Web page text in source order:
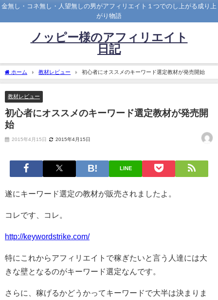
金無し・コネ無し・人望無しの男がアフィリエイト１つでのし上がる成り上
がり物語
ノッピー様のアフィリエイト
日記
ホーム 教材レビュー 初心者にオススメのキーワード選定教材が発売開始
教材レビュー
初心者にオススメのキーワード選定教材が発売開
始
2015年4月15日 2015年4月15日
LINE
遂にキーワード選定の教材が販売されましたよ。
コレです、コレ。
http://keywordstrike.com/
特にこれからアフィリエイトで稼ぎたいと言う人達には大
きな壁となるのがキーワード選定なんです。
さらに、稼げるかどうかってキーワードで大半は決まりま